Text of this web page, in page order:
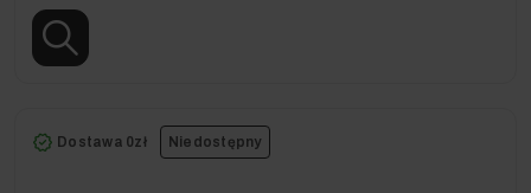
Niedostępny
Dostawa 0zł